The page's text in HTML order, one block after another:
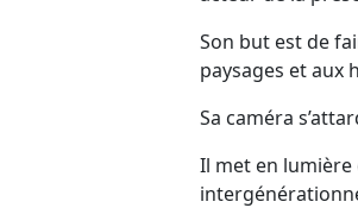
Son but est de
paysages et aux
Sa caméra
Il met en lumière